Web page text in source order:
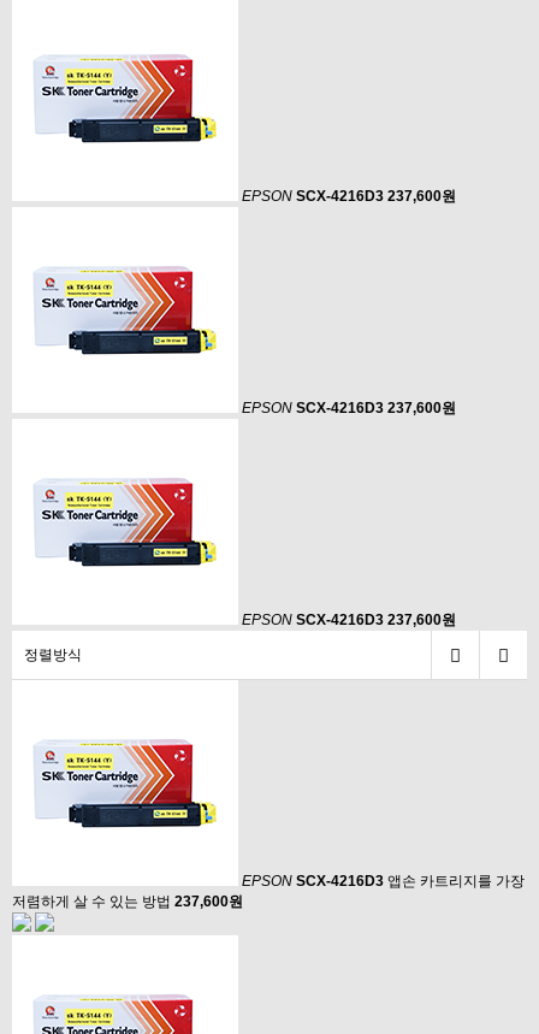
EPSON SCX-4216D3 237,600원
EPSON SCX-4216D3 237,600원
EPSON SCX-4216D3 237,600원
정렬방식
EPSON SCX-4216D3 앱손 카트리지를 가장
저렴하게 살 수 있는 방법 237,600원